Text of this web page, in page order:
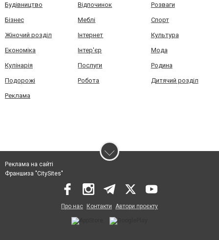
Будівництво Відпочинок Розваги
Бізнес Меблі Спорт
Жіночий розділ Інтернет Культура
Економіка Інтер'єр Мода
Кулінарія Послуги Родина
Подорожі Робота Дитячий розділ
Реклама
Реклама на сайті
Франшиза "CitySites"
Про нас Контакти Автори проєкту